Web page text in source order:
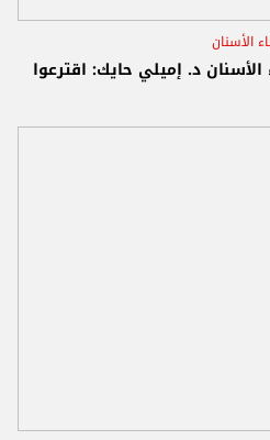
الأسنان
د. إميلي حايك: اقترعوا